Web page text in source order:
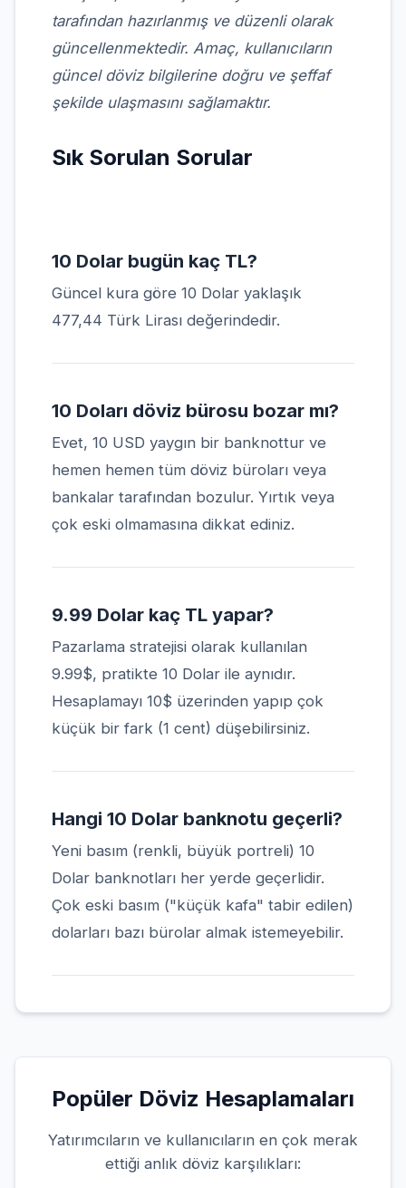
tarafından hazırlanmış ve düzenli olarak
güncellenmektedir. Amaç, kullanıcıların
güncel döviz bilgilerine doğru ve şeffaf
şekilde ulaşmasını sağlamaktır.
Sık Sorulan Sorular
10 Dolar bugün kaç TL?
Güncel kura göre 10 Dolar yaklaşık
477,44 Türk Lirası değerindedir.
10 Doları döviz bürosu bozar mı?
Evet, 10 USD yaygın bir banknottur ve
hemen hemen tüm döviz büroları veya
bankalar tarafından bozulur. Yırtık veya
çok eski olmamasına dikkat ediniz.
9.99 Dolar kaç TL yapar?
Pazarlama stratejisi olarak kullanılan
9.99$, pratikte 10 Dolar ile aynıdır.
Hesaplamayı 10$ üzerinden yapıp çok
küçük bir fark (1 cent) düşebilirsiniz.
Hangi 10 Dolar banknotu geçerli?
Yeni basım (renkli, büyük portreli) 10
Dolar banknotları her yerde geçerlidir.
Çok eski basım ("küçük kafa" tabir edilen)
dolarları bazı bürolar almak istemeyebilir.
Popüler Döviz Hesaplamaları
Yatırımcıların ve kullanıcıların en çok merak
ettiği anlık döviz karşılıkları: